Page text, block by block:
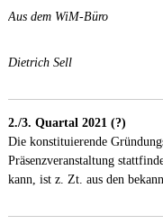
Aus dem WiM-Büro
Dietrich Sell
2./3. Quartal 2021 (?)
Die konstituierende
Präsenzveranstaltung
kann, ist z. Zt. aus den